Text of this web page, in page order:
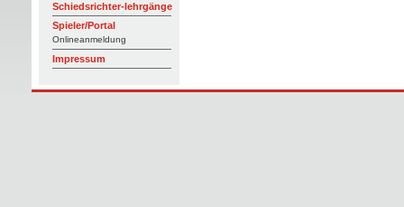
Schiedsrichter-lehrgänge
Spieler/Portal
Onlineanmeldung
Impressum